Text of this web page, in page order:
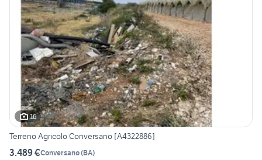
16
Terreno Agricolo Conversano [A4322886]
3.489 €Conversano(BA)